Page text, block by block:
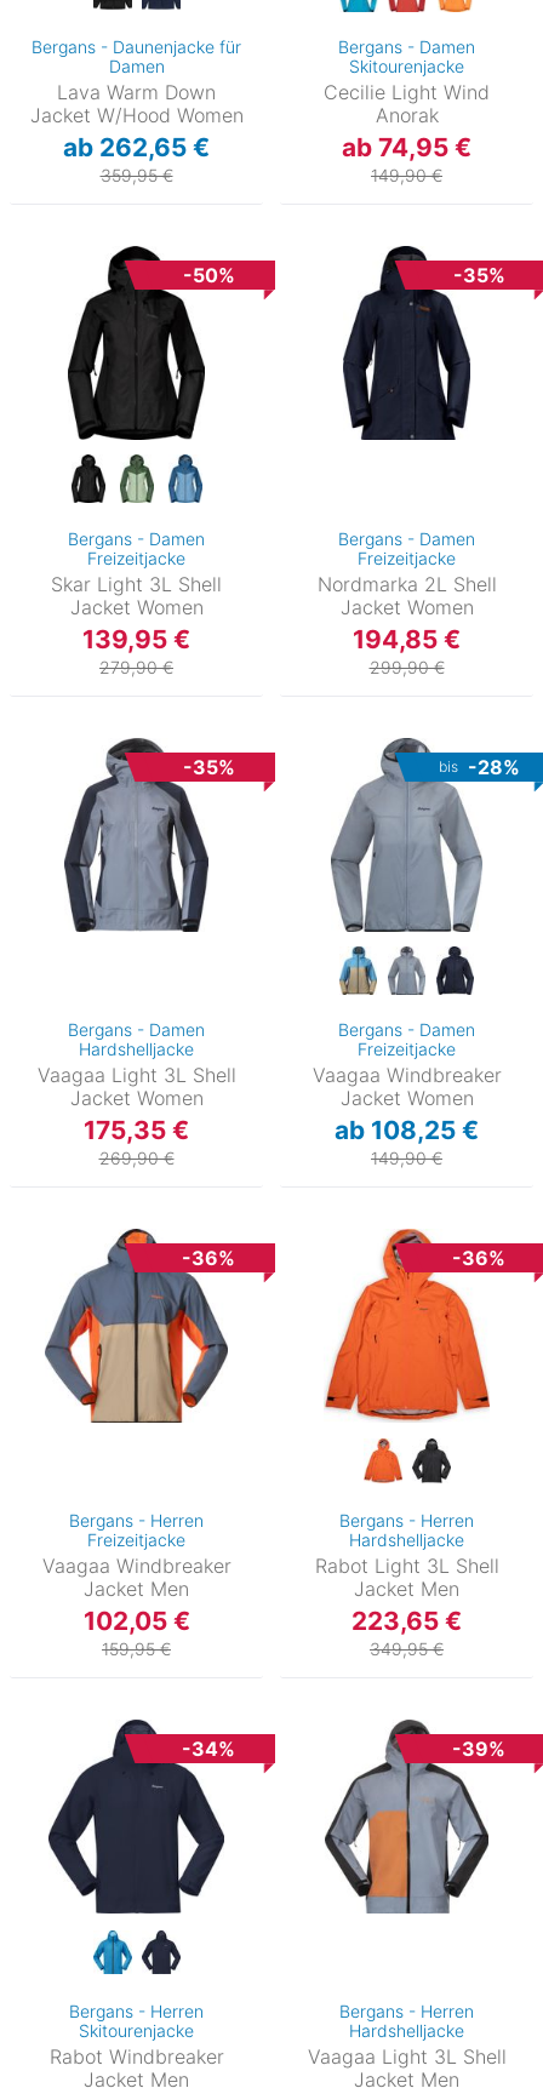
Bergans - Daunenjacke für
Damen
Lava Warm Down
Jacket W/Hood Women
ab 262,65 €
359,95 €
Bergans - Damen
Skitourenjacke
Cecilie Light Wind
Anorak
ab 74,95 €
149,90 €
-50%
Bergans - Damen
Freizeitjacke
Skar Light 3L Shell
Jacket Women
139,95 €
279,90 €
-35%
Bergans - Damen
Freizeitjacke
Nordmarka 2L Shell
Jacket Women
194,85 €
299,90 €
-35%
Bergans - Damen
Hardshelljacke
Vaagaa Light 3L Shell
Jacket Women
175,35 €
269,90 €
bis -28%
Bergans - Damen
Freizeitjacke
Vaagaa Windbreaker
Jacket Women
ab 108,25 €
149,90 €
-36%
Bergans - Herren
Freizeitjacke
Vaagaa Windbreaker
Jacket Men
102,05 €
159,95 €
-36%
Bergans - Herren
Hardshelljacke
Rabot Light 3L Shell
Jacket Men
223,65 €
349,95 €
-34%
Bergans - Herren
Skitourenjacke
Rabot Windbreaker
Jacket Men
-39%
Bergans - Herren
Hardshelljacke
Vaagaa Light 3L Shell
Jacket Men